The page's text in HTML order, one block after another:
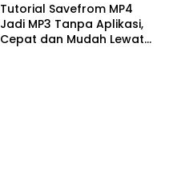
Tutorial Savefrom MP4
Jadi MP3 Tanpa Aplikasi,
Cepat dan Mudah Lewat